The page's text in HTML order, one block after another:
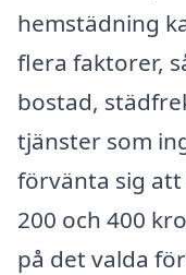
hemstädning
flera faktorer,
bostad,
tjänster som
förvänta sig
200 och 400
på det valda